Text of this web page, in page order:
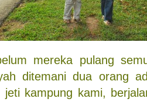
mereka pulang
ditemani dua orang
kampung kami,